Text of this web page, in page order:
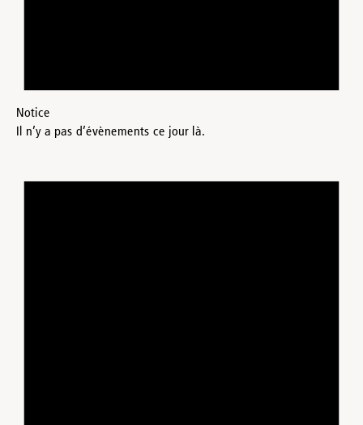
Notice
Il n’y a pas d’évènements ce jour là.